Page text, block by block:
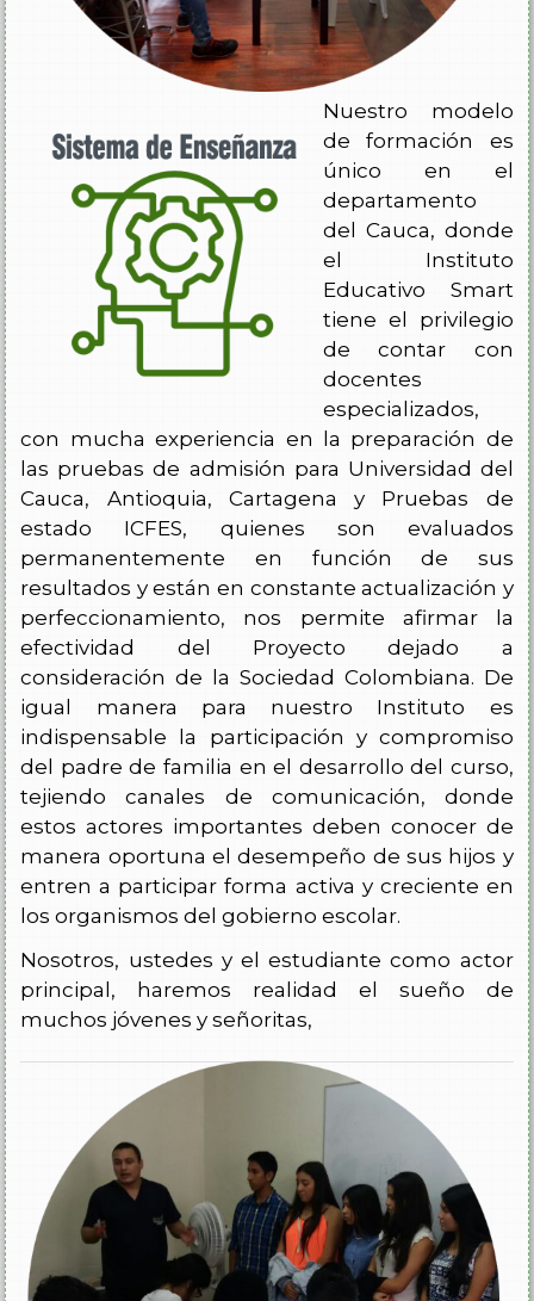
Nuestro modelo
de formación es
único en el
departamento
del Cauca, donde
el Instituto
Educativo Smart
tiene el privilegio
de contar con
docentes
especializados,
con mucha experiencia en la preparación de
las pruebas de admisión para Universidad del
Cauca, Antioquia, Cartagena y Pruebas de
estado ICFES, quienes son evaluados
permanentemente en función de sus
resultados y están en constante actualización y
perfeccionamiento, nos permite afirmar la
efectividad del Proyecto dejado a
consideración de la Sociedad Colombiana. De
igual manera para nuestro Instituto es
indispensable la participación y compromiso
del padre de familia en el desarrollo del curso,
tejiendo canales de comunicación, donde
estos actores importantes deben conocer de
manera oportuna el desempeño de sus hijos y
entren a participar forma activa y creciente en
los organismos del gobierno escolar.
Nosotros, ustedes y el estudiante como actor
principal, haremos realidad el sueño de
muchos jóvenes y señoritas,